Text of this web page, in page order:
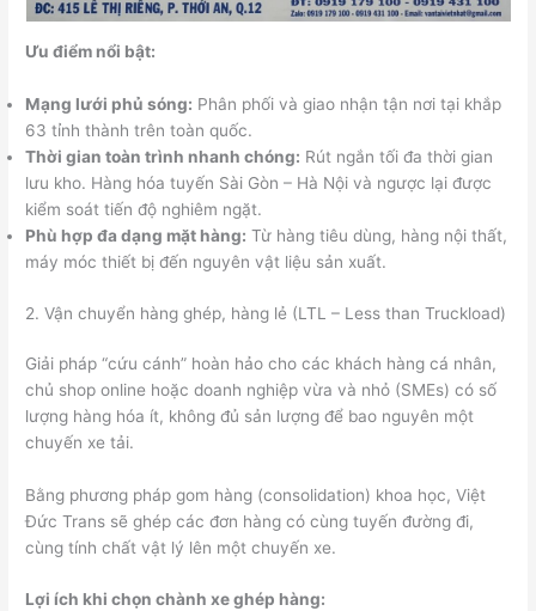
Ưu điểm nổi bật:
Mạng lưới phủ sóng: Phân phối và giao nhận tận nơi tại khắp
63 tỉnh thành trên toàn quốc.
Thời gian toàn trình nhanh chóng: Rút ngắn tối đa thời gian
lưu kho. Hàng hóa tuyến Sài Gòn – Hà Nội và ngược lại được
kiểm soát tiến độ nghiêm ngặt.
Phù hợp đa dạng mặt hàng: Từ hàng tiêu dùng, hàng nội thất,
máy móc thiết bị đến nguyên vật liệu sản xuất.
2. Vận chuyển hàng ghép, hàng lẻ (LTL – Less than Truckload)
Giải pháp “cứu cánh” hoàn hảo cho các khách hàng cá nhân,
chủ shop online hoặc doanh nghiệp vừa và nhỏ (SMEs) có số
lượng hàng hóa ít, không đủ sản lượng để bao nguyên một
chuyến xe tải.
Bằng phương pháp gom hàng (consolidation) khoa học, Việt
Đức Trans sẽ ghép các đơn hàng có cùng tuyến đường đi,
cùng tính chất vật lý lên một chuyến xe.
Lợi ích khi chọn chành xe ghép hàng: